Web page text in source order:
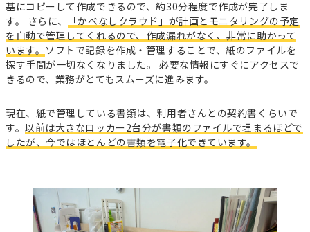
基にコピーして作成できるので、約30分程度で作成が完了しま
す。 さらに、
「かべなしクラウド」が計画とモニタリングの予定
を自動で管理してくれるので、作成漏れがなく、非常に助かって
います。 ソフトで記録を作成・管理することで、紙のファイルを
探す手間が一切なくなりました。 必要な情報にすぐにアクセスで
きるので、業務がとてもスムーズに進みます。
現在、紙で管理している書類は、利用者さんとの契約書くらいで
す。以前は大きなロッカー2台分が書類のファイルで埋まるほどで
したが、今ではほとんどの書類を電子化できています。